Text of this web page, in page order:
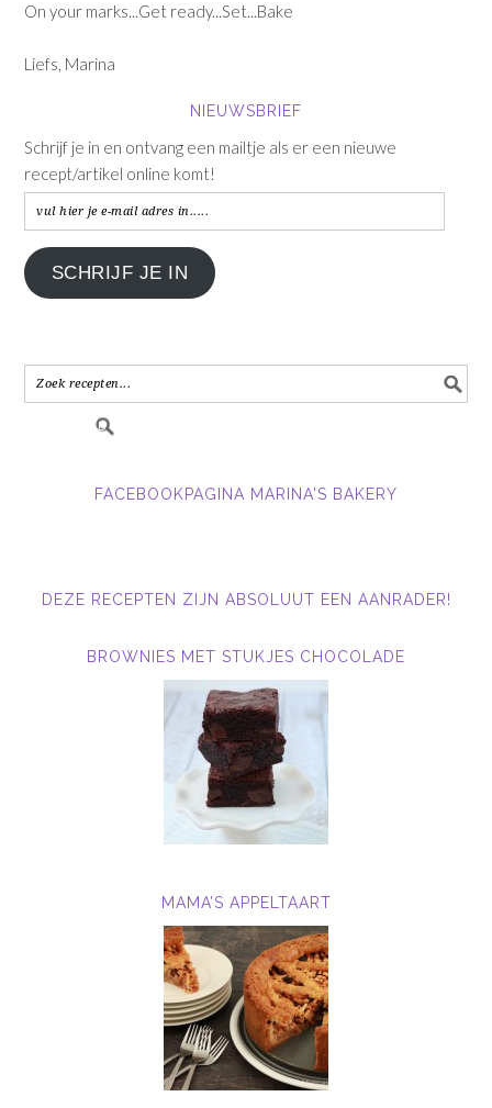
On your marks...Get ready...Set...Bake
Liefs, Marina
NIEUWSBRIEF
Schrijf je in en ontvang een mailtje als er een nieuwe
recept/artikel online komt!
vul
hier
je
e-
in.....
SCHRIJF JE IN
FACEBOOKPAGINA MARINA'S BAKERY
DEZE RECEPTEN ZIJN ABSOLUUT EEN AANRADER!
BROWNIES MET STUKJES CHOCOLADE
MAMA’S APPELTAART